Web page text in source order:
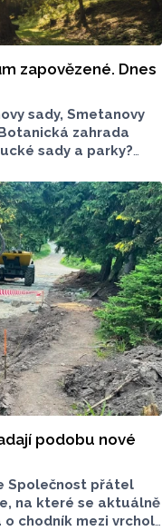
zapovězené. Dnes
sady, Smetanovy
zahrada
sady a parky?
nebylo.
podobu nové
Společnost přátel
na které se aktuálně
chodník mezi vrcholy